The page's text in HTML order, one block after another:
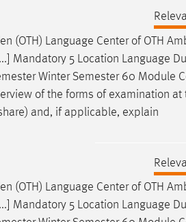
(OTH) Language Center of OTH
Mandatory 5 Location Language
Winter Semester 60 Module
of the forms of examination at
and, if applicable, explain
(OTH) Language Center of OTH
Mandatory 5 Location Language